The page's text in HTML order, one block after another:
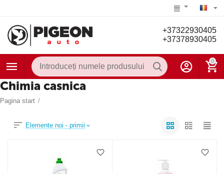
+37322930405
+37378930405
0
Chimia casnica
Pagina start /
Elemente noi - primii